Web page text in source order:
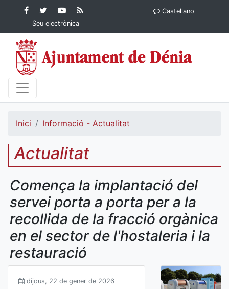
Contingut principalFacebook
Ajuntament de Dénia
Twitter
Ajuntament de
Dénia
YouTube
Ajuntament
de Dénia
Ajuntament
Seu electrònica
Castellano
Inici Informació - Actualitat
Actualitat
Comença la implantació del
servei porta a porta per a la
recollida de la fracció orgànica
en el sector de l'hostaleria i la
restauració
dijous, 22 de gener de 2026